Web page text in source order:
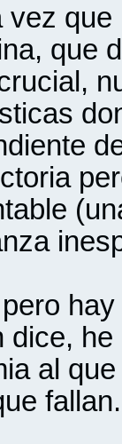
vez
que
dice,
al
fallan.